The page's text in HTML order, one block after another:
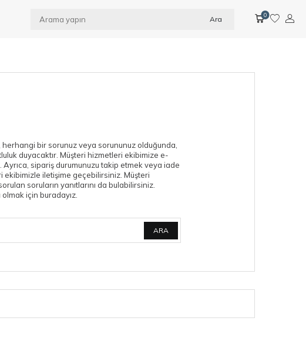
Ara 0
bir sorunuz veya sorununuz olduğunda,
duyacaktır. Müşteri hizmetleri ekibimize e-
sipariş durumunuzu takip etmek veya iade
ekibimizle iletişime geçebilirsiniz. Müşteri
soruların yanıtlarını da bulabilirsiniz.
için buradayız.
ARA